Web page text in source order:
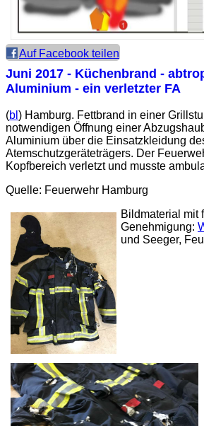
Auf Facebook teilen
Juni 2017 - Küchenbrand -
Aluminium - ein verletzter FA
(bl ) Hamburg. Fettbrand in einer
notwendigen Öffnung einer
Aluminium über die Einsatzkleidung
Atemschutzgeräteträgers. Der
Kopfbereich verletzt und musste
Quelle: Feuerwehr Hamburg
Bildmaterial mit
Genehmigung:
und Seeger,